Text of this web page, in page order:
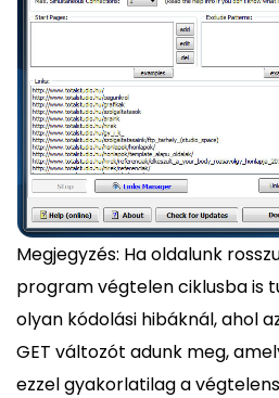
Megjegyzés: Ha oldalunk
program végtelen ciklusba is
olyan kódolási hibáknál, ahol
GET változót adunk meg,
ezzel gyakorlatilag a